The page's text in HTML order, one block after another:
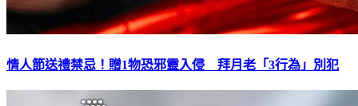
情人節送禮禁忌！贈1物恐邪靈入侵 拜月老「3行為」別犯